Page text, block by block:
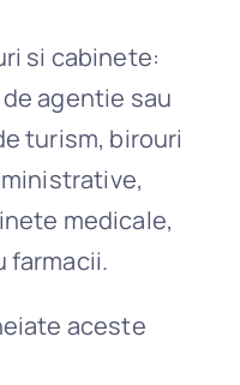
si cabinete:
agentie sau
turism, birouri
medicale,
farmacii.
aceste